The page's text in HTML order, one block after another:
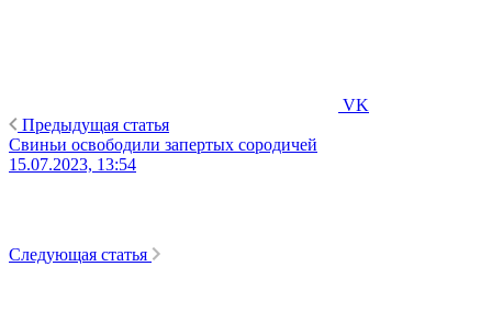
VK
Предыдущая статья
Свиньи освободили запертых сородичей
15.07.2023, 13:54
Следующая статья